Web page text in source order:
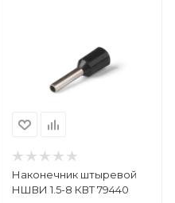
Наконечник штыревой
НШВИ 1.5-8 КВТ 79440